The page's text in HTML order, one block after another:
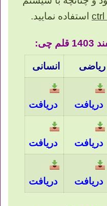
استفاده نمایید.
ریاضی انسانی
دریافت دریافت
دریافت دریافت
دریافت دریافت